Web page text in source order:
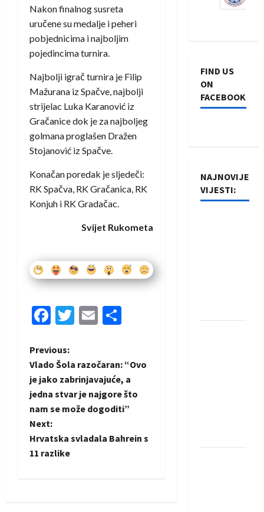
Nakon finalnog susreta
uručene su medalje i peheri
pobjednicima i najboljim
pojedincima turnira.
Najbolji igrač turnira je Filip
Mažurana iz Spačve, najbolji
strijelac Luka Karanović iz
Gračanice dok je za najboljeg
golmana proglašen Dražen
Stojanović iz Spačve.
Konačan poredak je sljedeči:
RK Spačva, RK Gračanica, RK
Konjuh i RK Gradačac.
Svijet Rukometa
Facebook
Twitter
Email
P
o
s
t
n
Previous:
Vlado Šola razočaran: “Ovo
je jako zabrinjavajuće, a
jedna stvar je najgore što
nam se može dogoditi”
Next:
Hrvatska svladala Bahrein s
11 razlike
FIND US
ON
FACEBOOK
NAJNOVIJE
VIJESTI: